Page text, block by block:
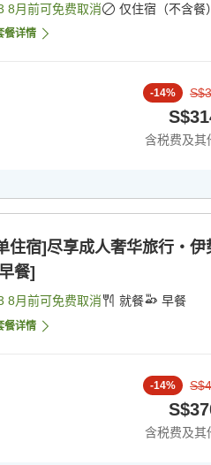
8月前可免费取消 仅住宿（不含餐）
餐详情
-14%
含税费及其
住宿]尽享成人奢华旅行・
餐]
8月前可免费取消 就餐 早餐
餐详情
-14%
含税费及其